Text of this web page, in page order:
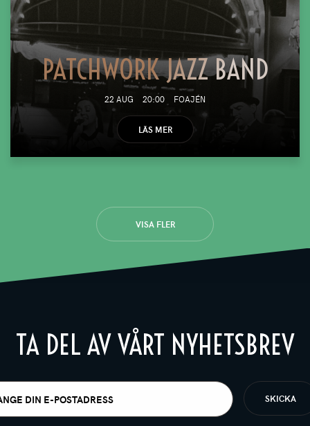
PATCHWORK JAZZ BAND
22 AUG 20:00 FOAJÉN
LÄS MER
VISA FLER
TA DEL AV VÅRT NYHETSBREV